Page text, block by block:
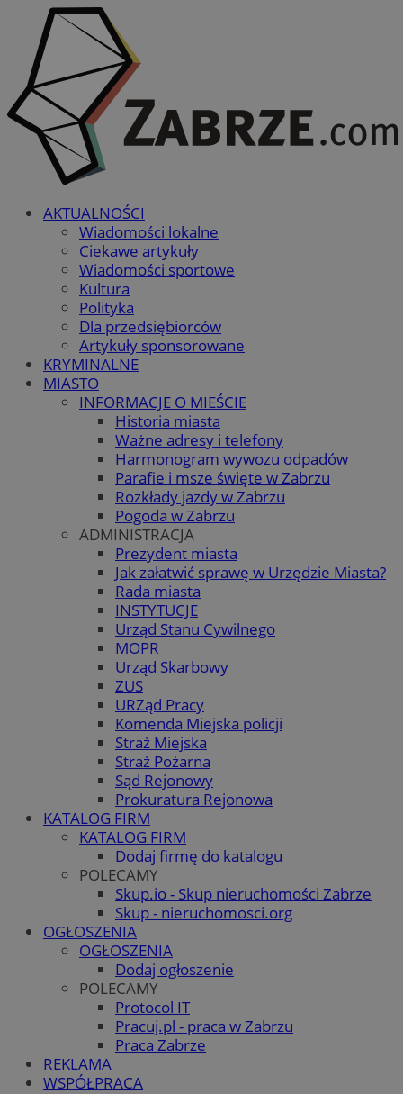
AKTUALNOŚCI
Wiadomości lokalne
Ciekawe artykuły
Wiadomości sportowe
Kultura
Polityka
Dla przedsiębiorców
Artykuły sponsorowane
KRYMINALNE
MIASTO
INFORMACJE O MIEŚCIE
Historia miasta
Ważne adresy i telefony
Harmonogram wywozu odpadów
Parafie i msze święte w Zabrzu
Rozkłady jazdy w Zabrzu
Pogoda w Zabrzu
ADMINISTRACJA
Prezydent miasta
Jak załatwić sprawę w Urzędzie Miasta?
Rada miasta
INSTYTUCJE
Urząd Stanu Cywilnego
MOPR
Urząd Skarbowy
ZUS
URZąd Pracy
Komenda Miejska policji
Straż Miejska
Straż Pożarna
Sąd Rejonowy
Prokuratura Rejonowa
KATALOG FIRM
KATALOG FIRM
Dodaj firmę do katalogu
POLECAMY
Skup.io - Skup nieruchomości Zabrze
Skup - nieruchomosci.org
OGŁOSZENIA
OGŁOSZENIA
Dodaj ogłoszenie
POLECAMY
Protocol IT
Pracuj.pl - praca w Zabrzu
Praca Zabrze
REKLAMA
WSPÓŁPRACA